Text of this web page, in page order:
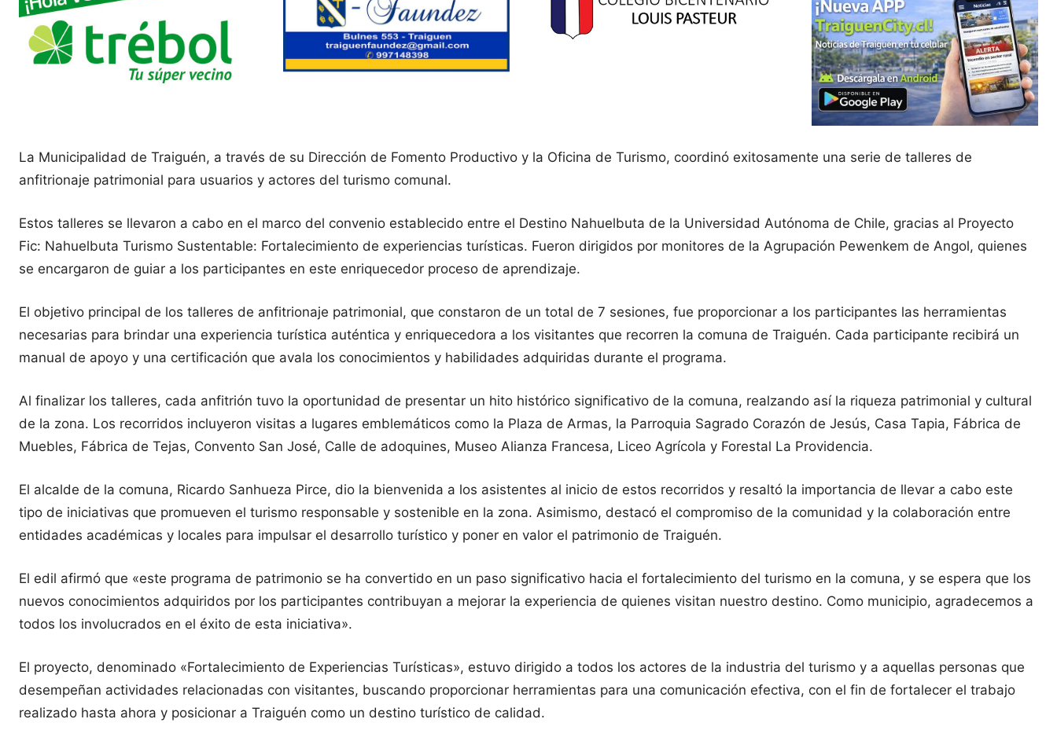
La Municipalidad de Traiguén, a través de su Dirección de Fomento Productivo y la Oficina de Turismo, coordinó exitosamente una serie de talleres de
anfitrionaje patrimonial para usuarios y actores del turismo comunal.
Estos talleres se llevaron a cabo en el marco del convenio establecido entre el Destino Nahuelbuta de la Universidad Autónoma de Chile, gracias al Proyecto
Fic: Nahuelbuta Turismo Sustentable: Fortalecimiento de experiencias turísticas. Fueron dirigidos por monitores de la Agrupación Pewenkem de Angol, quienes
se encargaron de guiar a los participantes en este enriquecedor proceso de aprendizaje.
El objetivo principal de los talleres de anfitrionaje patrimonial, que constaron de un total de 7 sesiones, fue proporcionar a los participantes las herramientas
necesarias para brindar una experiencia turística auténtica y enriquecedora a los visitantes que recorren la comuna de Traiguén. Cada participante recibirá un
manual de apoyo y una certificación que avala los conocimientos y habilidades adquiridas durante el programa.
Al finalizar los talleres, cada anfitrión tuvo la oportunidad de presentar un hito histórico significativo de la comuna, realzando así la riqueza patrimonial y cultural
de la zona. Los recorridos incluyeron visitas a lugares emblemáticos como la Plaza de Armas, la Parroquia Sagrado Corazón de Jesús, Casa Tapia, Fábrica de
Muebles, Fábrica de Tejas, Convento San José, Calle de adoquines, Museo Alianza Francesa, Liceo Agrícola y Forestal La Providencia.
El alcalde de la comuna, Ricardo Sanhueza Pirce, dio la bienvenida a los asistentes al inicio de estos recorridos y resaltó la importancia de llevar a cabo este
tipo de iniciativas que promueven el turismo responsable y sostenible en la zona. Asimismo, destacó el compromiso de la comunidad y la colaboración entre
entidades académicas y locales para impulsar el desarrollo turístico y poner en valor el patrimonio de Traiguén.
El edil afirmó que «este programa de patrimonio se ha convertido en un paso significativo hacia el fortalecimiento del turismo en la comuna, y se espera que los
nuevos conocimientos adquiridos por los participantes contribuyan a mejorar la experiencia de quienes visitan nuestro destino. Como municipio, agradecemos a
todos los involucrados en el éxito de esta iniciativa».
El proyecto, denominado «Fortalecimiento de Experiencias Turísticas», estuvo dirigido a todos los actores de la industria del turismo y a aquellas personas que
desempeñan actividades relacionadas con visitantes, buscando proporcionar herramientas para una comunicación efectiva, con el fin de fortalecer el trabajo
realizado hasta ahora y posicionar a Traiguén como un destino turístico de calidad.